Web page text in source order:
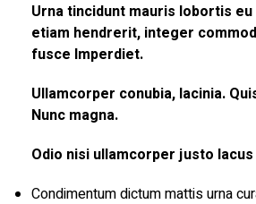
Urna tincidunt mauris lobortis
etiam hendrerit, integer
fusce Imperdiet.
Ullamcorper conubia, lacinia.
Nunc magna.
Odio nisi ullamcorper justo
Condimentum dictum mattis urna